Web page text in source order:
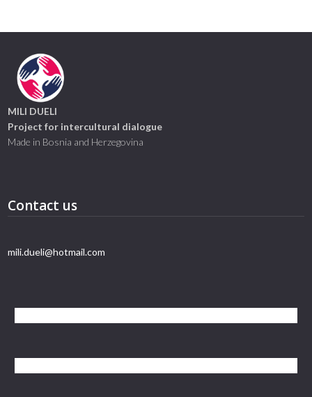
MILI DUELI
Project for intercultural dialogue
Made in Bosnia and Herzegovina
Contact us
mili.dueli@hotmail.com